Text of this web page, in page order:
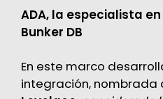
ADA, la especialista
Bunker DB
En este marco
integración, nombrada